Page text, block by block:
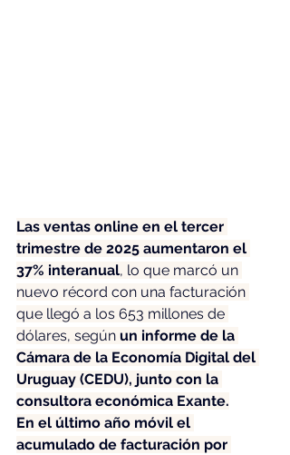
Las ventas online en el tercer
trimestre de 2025 aumentaron el
37% interanual, lo que marcó un
nuevo récord con una facturación
que llegó a los 653 millones de
dólares, según un informe de la
Cámara de la Economía Digital del
Uruguay (CEDU), junto con la
consultora económica Exante.
En el último año móvil el
acumulado de facturación por